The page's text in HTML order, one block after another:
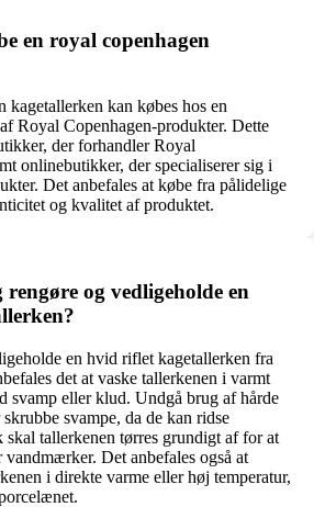
en royal copenhagen
kagetallerken kan købes hos en
Royal Copenhagen-produkter. Dette
der forhandler Royal
onlinebutikker, der specialiserer sig i
Det anbefales at købe fra pålidelige
og kvalitet af produktet.
og vedligeholde en
en hvid riflet kagetallerken fra
det at vaske tallerkenen i varmt
svamp eller klud. Undgå brug af hårde
svampe, da de kan ridse
skal tallerkenen tørres grundigt af for at
Det anbefales også at
i direkte varme eller høj temperatur,